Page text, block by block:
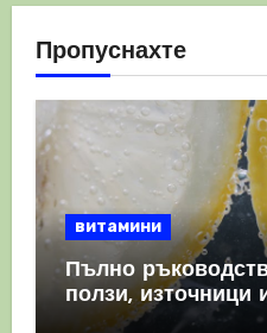
Пропуснахте
витамини
Пълно
ползи, източници
имунната система